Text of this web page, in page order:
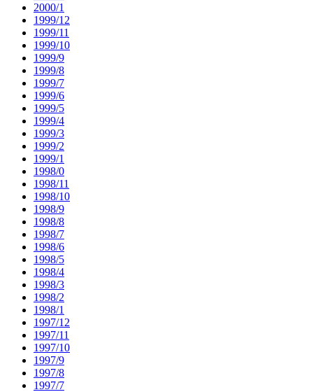
2000/1
1999/12
1999/11
1999/10
1999/9
1999/8
1999/7
1999/6
1999/5
1999/4
1999/3
1999/2
1999/1
1998/0
1998/11
1998/10
1998/9
1998/8
1998/7
1998/6
1998/5
1998/4
1998/3
1998/2
1998/1
1997/12
1997/11
1997/10
1997/9
1997/8
1997/7